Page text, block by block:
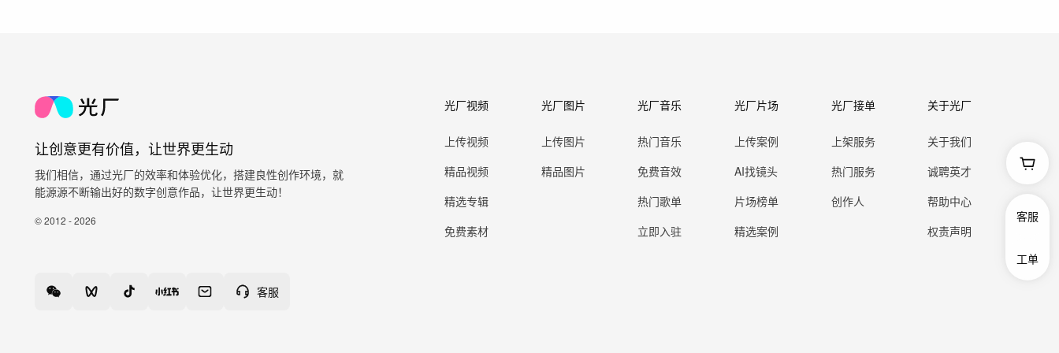
让创意更有价值，让世界更生动
我们相信，通过光厂的效率和体验优化，搭建良性创作环境，就
能源源不断输出好的数字创意作品，让世界更生动！
© 2012 - 2026
客服
光厂视频
上传视频
精品视频
精选专辑
免费素材
光厂图片
上传图片
精品图片
光厂音乐
热门音乐
免费音效
热门歌单
立即入驻
光厂片场
上传案例
AI找镜头
片场榜单
精选案例
光厂接单
上架服务
热门服务
创作人
关于光厂
关于我们
诚聘英才
帮助中心
权责声明
客服
工单